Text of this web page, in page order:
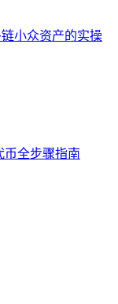
小众资产的实操
币全步骤指南